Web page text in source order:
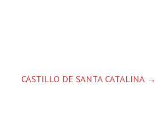
CASTILLO DE SANTA CATALINA →